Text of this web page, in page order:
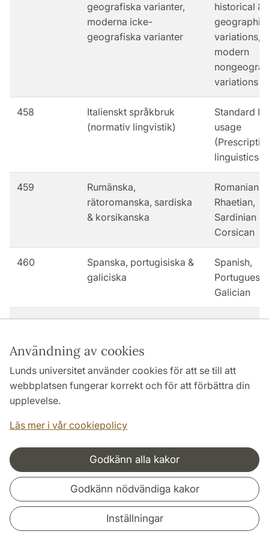
Användning av cookies
Lunds universitet använder cookies för att se till att
webbplatsen fungerar korrekt och för att förbättra din
upplevelse.
Läs mer i vår cookiepolicy
Godkänn alla kakor
Godkänn nödvändiga kakor
Inställningar
geografiska varianter,
moderna icke-
geografiska varianter
historical &
geographic
variations,
modern
variations
458
Italienskt språkbruk
(normativ lingvistik)
Standard
usage
linguistics)
459
Rumänska,
rätoromanska, sardiska
& korsikanska
Romanian,
Rhaetian,
Sardinian &
Corsican
460
Spanska, portugisiska &
galiciska
Spanish,
Portuguese
Galician
465 Spansk grammatik
Spanish -
467
Spanska - historiska &
geografiska varianter,
Spanish -
historical &
variations
Spanskt språkbruk
(normativ lingvistik)
Spanish
linguistics)